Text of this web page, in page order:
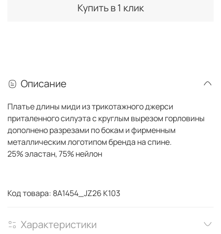
Купить в 1 клик
Описание
Платье длины миди из трикотажного джерси
приталенного силуэта с круглым вырезом горловины
дополнено разрезами по бокам и фирменным
металлическим логотипом бренда на спине.
25% эластан, 75% нейлон
Код товара: 8A1454_JZ26 K103
Характеристики